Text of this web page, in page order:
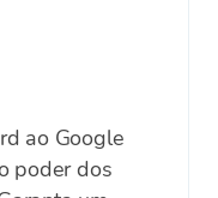
ao Google
poder dos